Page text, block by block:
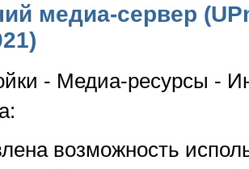
медиа-сервер
- Медиа-ресурсы -
возможность